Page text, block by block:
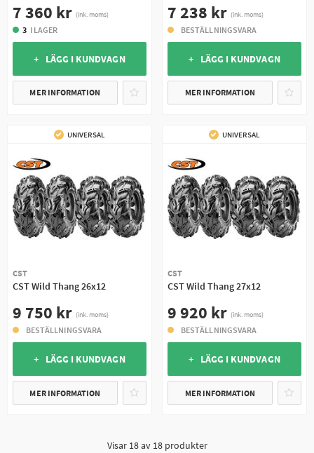
7 360 kr (ink. moms)
3 I LAGER
+ LÄGG I KUNDVAGN
MER INFORMATION
7 238 kr (ink. moms)
BESTÄLLNINGSVARA
+ LÄGG I KUNDVAGN
MER INFORMATION
UNIVERSAL
CST
CST Wild Thang 26x12
9 750 kr (ink. moms)
BESTÄLLNINGSVARA
+ LÄGG I KUNDVAGN
MER INFORMATION
UNIVERSAL
CST
CST Wild Thang 27x12
9 920 kr (ink. moms)
BESTÄLLNINGSVARA
+ LÄGG I KUNDVAGN
MER INFORMATION
Visar 18av 18produkter